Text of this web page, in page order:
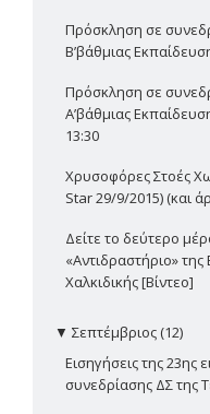
Πρόσκληση σε
Β’βάθμιας
Πρόσκληση σε
Α’βάθμιας
13:30
Χρυσοφόρες Στοές
Star 29/9/2015) (και
Δείτε το δεύτερο
«Αντιδραστήριο»
Χαλκιδικής [Βίντεο]
▼ Σεπτέμβριος (12)
Εισηγήσεις της 23ης
συνεδρίασης ΔΣ της